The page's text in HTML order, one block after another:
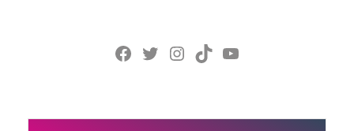
Facebook
Twitter
Instagram
TikTokYouTube